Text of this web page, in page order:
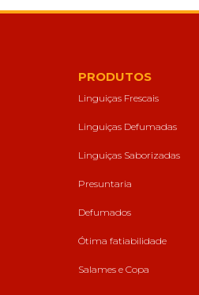
PRODUTOS
Linguiças Frescais
Linguiças Defumadas
Linguiças Saborizadas
Presuntaria
Defumados
Ótima fatiabilidade
Salames e Copa